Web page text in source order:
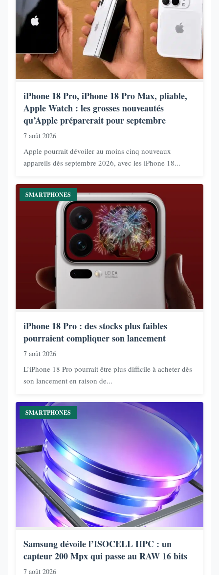
iPhone 18 Pro, iPhone 18 Pro Max, pliable,
Apple Watch : les grosses nouveautés
qu’Apple préparerait pour septembre
7 août 2026
Apple pourrait dévoiler au moins cinq nouveaux
appareils dès septembre 2026, avec les iPhone 18...
SMARTPHONES
iPhone 18 Pro : des stocks plus faibles
pourraient compliquer son lancement
7 août 2026
L’iPhone 18 Pro pourrait être plus difficile à acheter dès
son lancement en raison de...
SMARTPHONES
Samsung dévoile l’ISOCELL HPC : un
capteur 200 Mpx qui passe au RAW 16 bits
7 août 2026